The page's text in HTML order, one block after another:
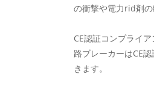
の衝撃や電力rid剤
CE認証コンプライ
路ブレーカーはCE
きます。